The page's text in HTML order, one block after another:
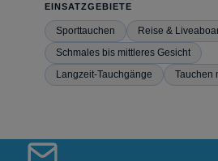
EINSATZGEBIETE
Sporttauchen Reise &
Schmales bis mittleres Gesicht
Langzeit-Tauchgänge
Tauchen